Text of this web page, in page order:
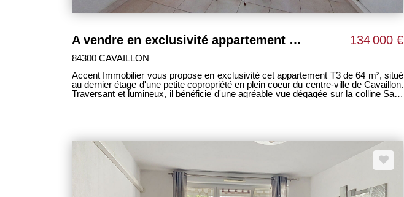
A vendre en exclusivité appartement T3 de 64m² au dernier étage d'une résidence en centre ville de Cavaillon 134 000 €
84300 CAVAILLON
Accent Immobilier vous propose en exclusivité cet appartement T3 de 64 m², situé
au dernier étage d'une petite copropriété en plein coeur du centre-ville de Cavaillon.
Traversant et lumineux, il bénéficie d'une agréable vue dégagée sur la colline Saint
repenser les espaces et de créer un intérieur à votre goût. Ce bien constitue une
belle opportunité, aussi bien pour une résidence principale que pour un
investissement locatif. Une opportunité à découvrir sans tarder ! La copropriété
comprend 16 lots dont 5 d'habitations et les charges courantes annuelles s'élèvent
à 1228€. Les informations sur les risques auxquels ce bien est exposé sont
disponibles sur le site : https://www.georisques.gouv.fr